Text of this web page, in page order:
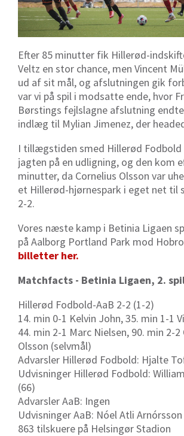
Efter 85 minutter fik Hillerød-
Veltz en stor chance, men Vincent
ud af sit mål, og afslutningen gik
var vi på spil i modsatte ende, hvor
Børstings fejlslagne afslutning
indlæg til Mylian Jimenez, der
I tillægstiden smed Hillerød
jagten på en udligning, og den kom
minutter, da Cornelius Olsson var
et Hillerød-hjørnespark i eget net til
2-2.
Vores næste kamp i Betinia Ligaen
på Aalborg Portland Park mod
billetter her.
Matchfacts - Betinia Ligaen, 2.
Hillerød Fodbold-AaB 2-2 (1-2)
14. min 0-1 Kelvin John, 35. min 1-1
44. min 2-1 Marc Nielsen, 90. min 2-2
Olsson (selvmål)
Advarsler Hillerød Fodbold: Hjalte
Udvisninger Hillerød Fodbold:
(66)
Advarsler AaB: Ingen
Udvisninger AaB: Nóel Atli Arnórsson
863 tilskuere på Helsingør Stadion